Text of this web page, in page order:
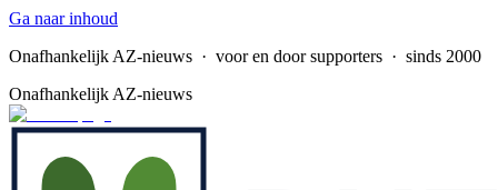
Ga naar inhoud
Onafhankelijk AZ-nieuws · voor en door supporters · sinds 2000
Onafhankelijk AZ-nieuws